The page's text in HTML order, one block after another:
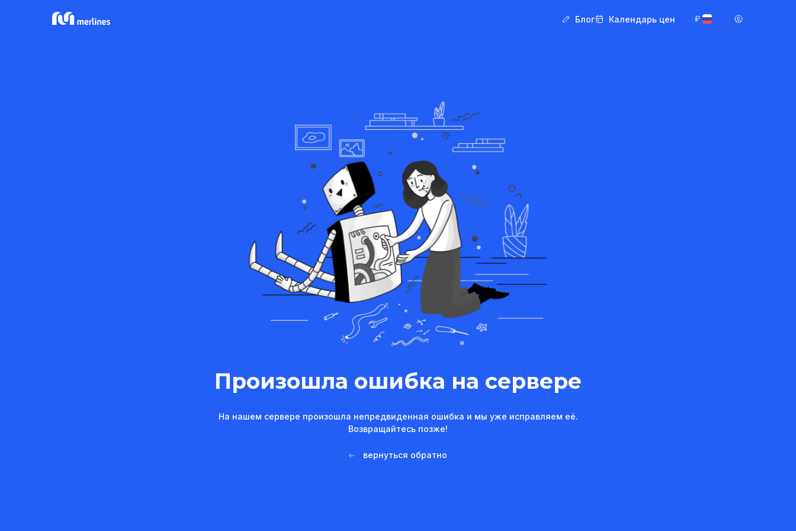
Блог Календарь цен
Произошла ошибка на сервере
На нашем сервере произошла непредвиденная ошибка и мы уже исправляем её.
Возвращайтесь позже!
вернуться обратно